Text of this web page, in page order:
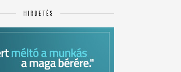
HIRDETÉS